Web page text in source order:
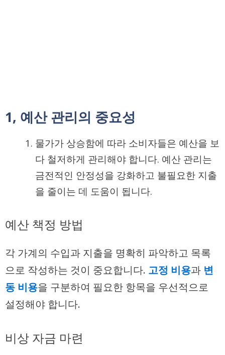
1, 예산 관리의 중요성
물가가 상승함에 따라 소비자들은 예산을 보
다 철저하게 관리해야 합니다. 예산 관리는
금전적인 안정성을 강화하고 불필요한 지출
을 줄이는 데 도움이 됩니다.
예산 책정 방법
각 가계의 수입과 지출을 명확히 파악하고 목록
으로 작성하는 것이 중요합니다. 고정 비용과 변
동 비용을 구분하여 필요한 항목을 우선적으로
설정해야 합니다.
비상 자금 마련